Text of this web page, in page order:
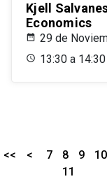
Kjell
Economics
29 de
13:30 a 14:30
<< < 7 8 9
10
11